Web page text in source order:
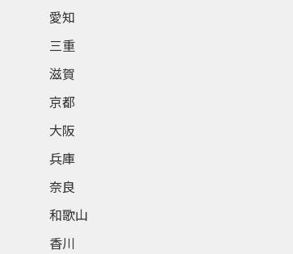
愛知
三重
滋賀
京都
大阪
兵庫
奈良
和歌山
香川